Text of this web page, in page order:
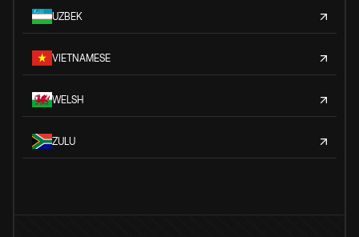
UZBEK
VIETNAMESE
WELSH
ZULU